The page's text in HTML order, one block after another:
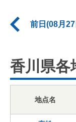
前日(08月
香川県各
地点名